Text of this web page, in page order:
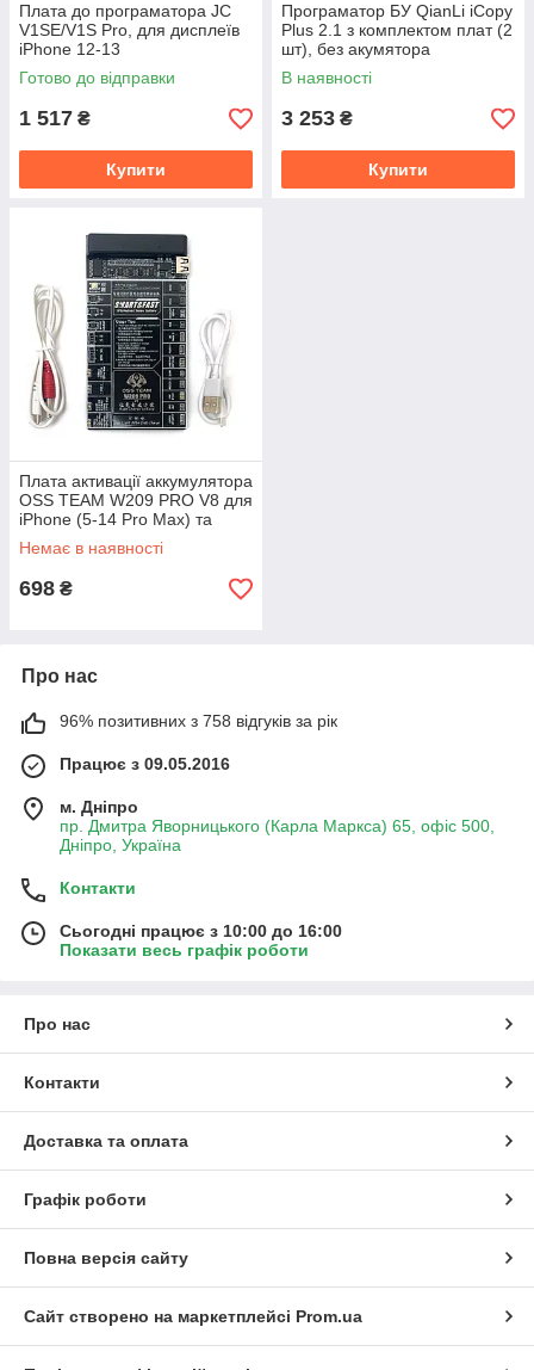
Плата до програматора JC
V1SE/V1S Pro, для дисплеїв
iPhone 12-13
Готово до відправки
1 517 ₴
Купити
Програматор БУ QianLi iCopy
Plus 2.1 з комплектом плат (2
шт), без акумятора
В наявності
3 253 ₴
Купити
Плата активації аккумулятора
OSS TEAM W209 PRO V8 для
iPhone (5-14 Pro Max) та
Android
Немає в наявності
698 ₴
Про нас
96% позитивних з 758 відгуків за рік
Працює з 09.05.2016
м. Дніпро
пр. Дмитра Яворницького (Карла Маркса) 65, офіс 500,
Дніпро, Україна
Контакти
Сьогодні працює з 10:00 до 16:00
Показати весь графік роботи
Про нас
Контакти
Доставка та оплата
Графік роботи
Повна версія сайту
Сайт створено на маркетплейсі Prom.ua